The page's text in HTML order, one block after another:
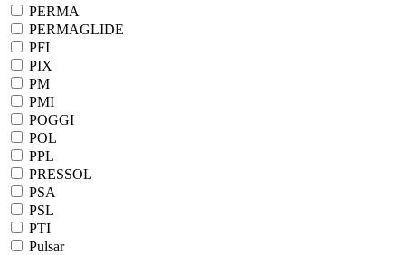
PERMA
PERMAGLIDE
PFI
PIX
PM
PMI
POGGI
POL
PPL
PRESSOL
PSA
PSL
PTI
Pulsar